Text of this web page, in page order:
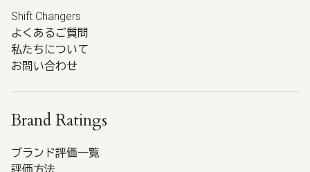
Shift Changers
よくあるご質問
私たちについて
お問い合わせ
Brand Ratings
ブランド評価一覧